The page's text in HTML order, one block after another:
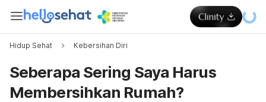
Hidup Sehat Kebersihan Diri
Seberapa Sering Saya Harus
Membersihkan Rumah?